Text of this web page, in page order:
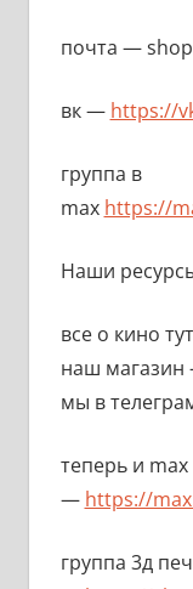
почта —
вк — https://
группа в
max https://
Наши
все о кино
наш
мы в
теперь и max
— https://
группа 3д